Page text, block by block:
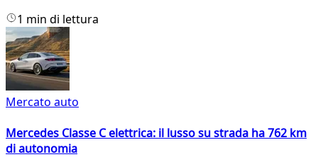
1 min di lettura
Mercato auto
Mercedes Classe C elettrica: il lusso su strada ha 762 km
di autonomia